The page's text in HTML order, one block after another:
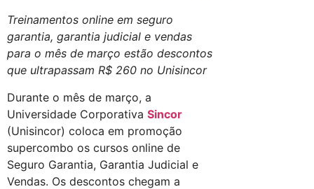
Treinamentos online em seguro
garantia, garantia judicial e vendas
para o mês de março estão descontos
que ultrapassam R$ 260 no Unisincor
Durante o mês de março, a
Universidade Corporativa Sincor
(Unisincor) coloca em promoção
supercombo os cursos online de
Seguro Garantia, Garantia Judicial e
Vendas. Os descontos chegam a